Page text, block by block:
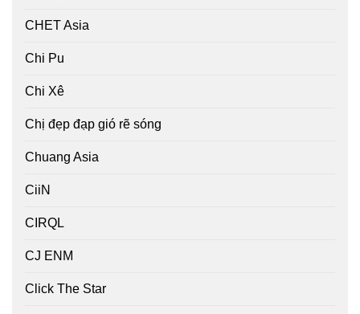
CHET Asia
Chi Pu
Chi Xê
Chị đẹp đạp gió rẽ sóng
Chuang Asia
CiiN
CIRQL
CJ ENM
Click The Star